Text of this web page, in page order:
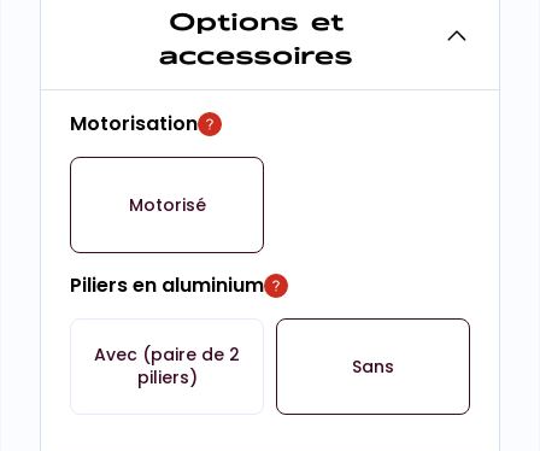
Options et
accessoires
Motorisation
Motorisé
Piliers en aluminium
Avec (paire de 2
piliers)
Sans